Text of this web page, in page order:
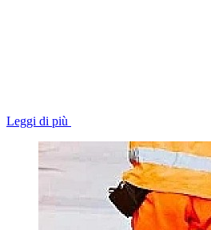
Leggi di più